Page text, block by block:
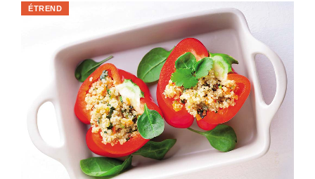
ÉTREND